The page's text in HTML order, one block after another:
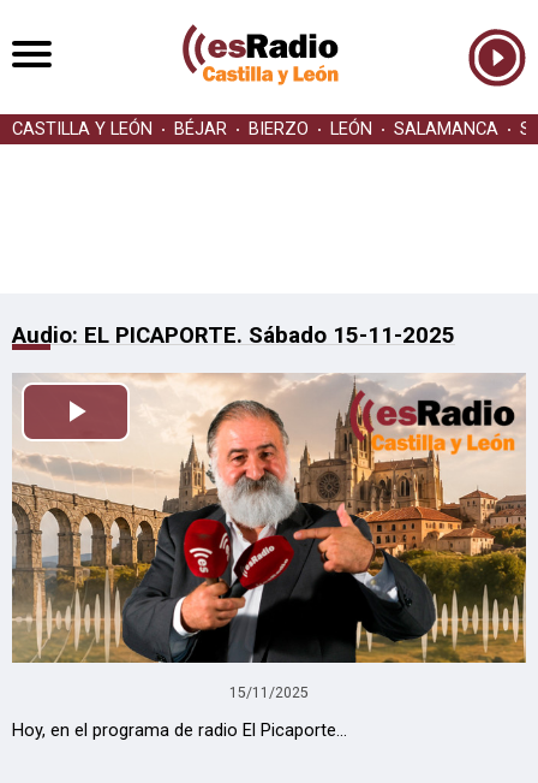
CASTILLA Y LEÓN BÉJAR BIERZO LEÓN SALAMANCA
Audio: EL PICAPORTE. Sábado 15-11-2025
Reproducir
15/11/2025
Hoy, en el programa de radio El Picaporte…